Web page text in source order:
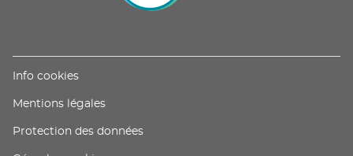
Info cookies(ouvre
une
fenêtre)
Mentions légales(ouvre
une
Protection des données(ouvre